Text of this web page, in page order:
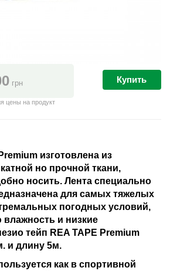
грн
цены на продукт
Купить
изготовлена из
но прочной ткани,
носить. Лента специально
для самых тяжелых
погодных условий,
и низкие
тейп REA TAPE Premium
и длину 5м.
как в спортивной